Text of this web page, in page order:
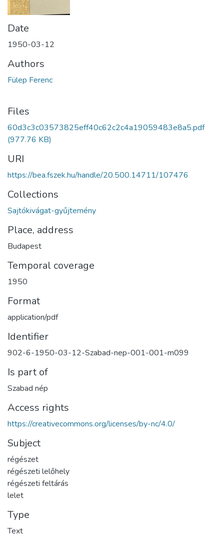
Date
1950-03-12
Authors
Fülep Ferenc
Files
60d3c3c03573825eff40c62c2c4a19059483e8a5.pdf
(977.76 KB)
URI
https://bea.fszek.hu/handle/20.500.14711/107476
Collections
Sajtókivágat-gyűjtemény
Place, address
Budapest
Temporal coverage
1950
Format
application/pdf
Identifier
902-6-1950-03-12-Szabad-nep-001-001-m099
Is part of
Szabad nép
Access rights
https://creativecommons.org/licenses/by-nc/4.0/
Subject
régészet
régészeti lelőhely
régészeti feltárás
lelet
Type
Text